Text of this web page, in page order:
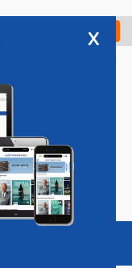
Check in
Vacatures
x